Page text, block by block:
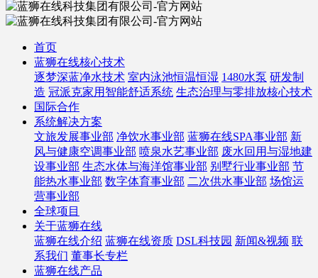
首页
蓝狮在线核心技术
逐梦深蓝净水技术 室内泳池恒温恒湿 1480水泵 研发制
造 冠派克家用智能舒适系统 生态治理与零排放核心技术
国际合作
系统解决方案
文旅发展事业部 净饮水事业部 蓝狮在线SPA事业部 新
风与健康空调事业部 喷泉水艺事业部 废水回用与湿地建
设事业部 生态水体与海洋馆事业部 别墅行业事业部 节
能热水事业部 数字体育事业部 二次供水事业部 场馆运
营事业部
全球项目
关于蓝狮在线
蓝狮在线介绍 蓝狮在线资质 DSL科技园 新闻&视频 联
系我们 董事长专栏
蓝狮在线产品